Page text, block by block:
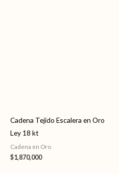
Cadena Tejido Escalera en Oro
Ley 18 kt
Cadena en Oro
$1,870,000